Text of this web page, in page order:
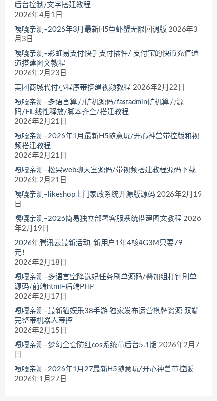
后台控制/文字搭建教程
2026年4月1日
嘎嘎亲测–2026年3月最新H5鱼虾蟹无限回调版 2026年3
月3日
嘎嘎亲测–彩虹易支付快手支付插件/ 支付宝的快币充值通
道搭建图文教程
2026年2月23日
美团商城代付小程序带搭建视频教程 2026年2月22日
嘎嘎亲测–多语言算力矿机源码/fastadmin矿机算力源
码/FIL线性释放/脚本齐全/搭建教程
2026年2月21日
嘎嘎亲测–2026年1月最新H5随意玩/开心神兽带控版和视
频搭建教程
2026年2月21日
嘎嘎亲测–松果web聊天室源码/带视频搭建教程源码下载
2026年2月21日
嘎嘎亲测–likeshop上门家政系统开源版源码 2026年2月19
日
嘎嘎亲测–2026简易独立部署客服系统搭建图文教程 2026
年2月19日
2026年腾讯云最新活动_新用户1年4核4G3M只要79
元！！
2026年2月18日
嘎嘎亲测–多语言空降选妃任务刷单源码/叠加组打针刷单
源码/前端html+后端PHP
2026年2月17日
嘎嘎亲测–最新猫娱乐38手游 独家发布运营棋牌资源 双端
完整带机器人带控
2026年2月15日
嘎嘎亲测–梦幻全套防红cos系统带后台5.1版 2026年2月7
日
嘎嘎亲测–2026年1月27最新H5随意玩/开心神兽带控版
2026年1月27日